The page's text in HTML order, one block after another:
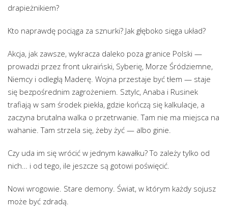
drapieżnikiem?
Kto naprawdę pociąga za sznurki? Jak głęboko sięga układ?
Akcja, jak zawsze, wykracza daleko poza granice Polski —
prowadzi przez front ukraiński, Syberię, Morze Śródziemne,
Niemcy i odległą Maderę. Wojna przestaje być tłem — staje
się bezpośrednim zagrożeniem. Sztylc, Anaba i Rusinek
trafiają w sam środek piekła, gdzie kończą się kalkulacje, a
zaczyna brutalna walka o przetrwanie. Tam nie ma miejsca na
wahanie. Tam strzela się, żeby żyć — albo ginie.
Czy uda im się wrócić w jednym kawałku? To zależy tylko od
nich… i od tego, ile jeszcze są gotowi poświęcić.
Nowi wrogowie. Stare demony. Świat, w którym każdy sojusz
może być zdradą.